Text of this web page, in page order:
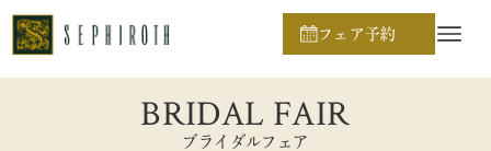
フェア予約
BRIDAL FAIR
ブライダルフェア